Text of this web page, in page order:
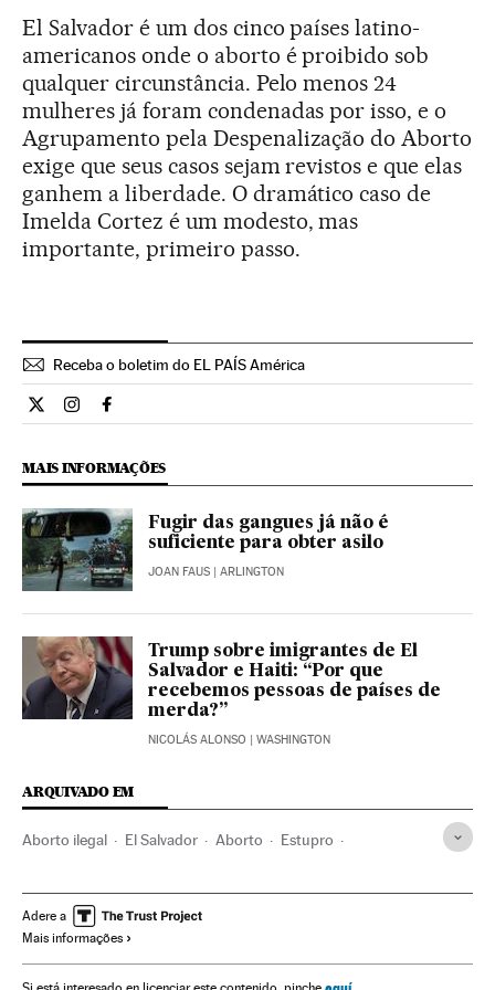
El Salvador é um dos cinco países latino-
americanos onde o aborto é proibido sob
qualquer circunstância. Pelo menos 24
mulheres já foram condenadas por isso, e o
Agrupamento pela Despenalização do Aborto
exige que seus casos sejam revistos e que elas
ganhem a liberdade. O dramático caso de
Imelda Cortez é um modesto, mas
importante, primeiro passo.
Receba o boletim do EL PAÍS América
Internacional El País Brasil en Twitter
Internacional El País Brasil en Instagram
Internacional El País Brasil en Facebook
MAIS INFORMAÇÕES
Fugir das gangues já não é
suficiente para obter asilo
JOAN FAUS | ARLINGTON
Trump sobre imigrantes de El
Salvador e Haiti: “Por que
recebemos pessoas de países de
merda?”
NICOLÁS ALONSO | WASHINGTON
ARQUIVADO EM
Aborto ilegal El Salvador Aborto Estupro
Agressões sexuais Machismo
Violencia sexual
Reprodução Sexismo Mulheres Relações gênero
Adere a
Mais informações